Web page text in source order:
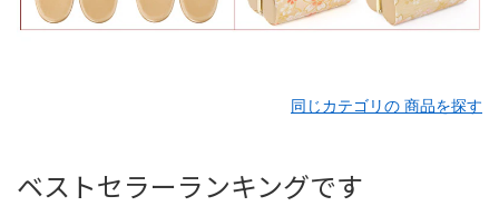
同じカテゴリの 商品を探す
ベストセラーランキングです